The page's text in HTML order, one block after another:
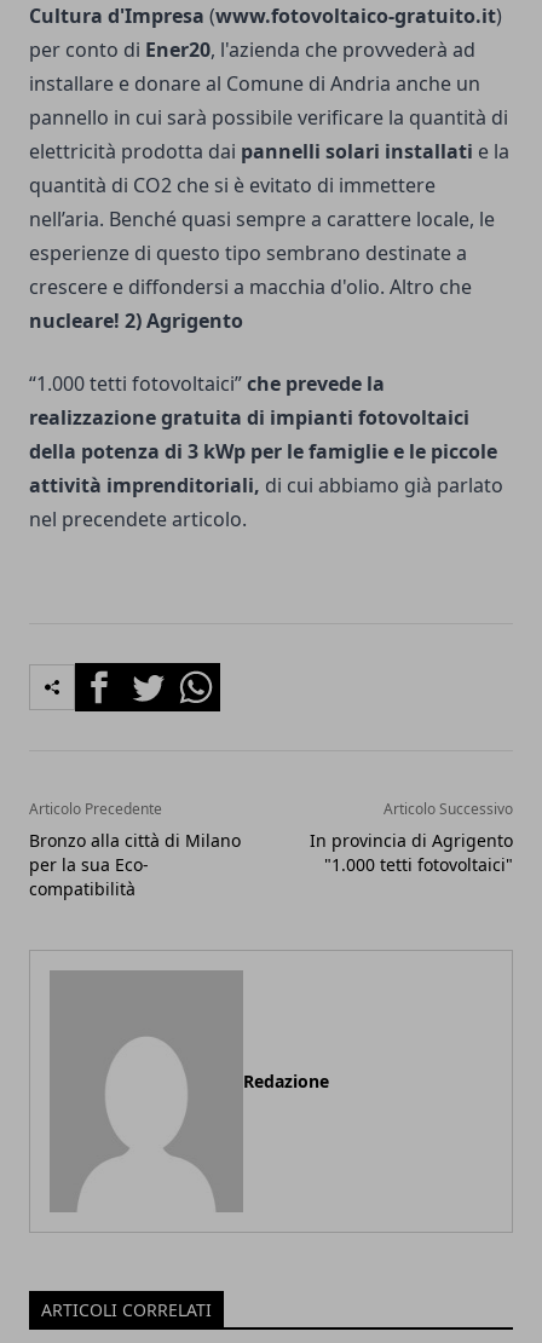
Cultura d'Impresa (www.fotovoltaico-gratuito.it)
per conto di Ener20, l'azienda che provvederà ad
installare e donare al Comune di Andria anche un
pannello in cui sarà possibile verificare la quantità di
elettricità prodotta dai pannelli solari installati e la
quantità di CO2 che si è evitato di immettere
nell’aria. Benché quasi sempre a carattere locale, le
esperienze di questo tipo sembrano destinate a
crescere e diffondersi a macchia d'olio. Altro che
nucleare! 2) Agrigento
“1.000 tetti fotovoltaici”che prevede la
realizzazione gratuita di impianti fotovoltaici
della potenza di 3 kWp per le famiglie e le piccole
attività imprenditoriali, di cui abbiamo già parlato
nel precendete articolo.
FacebookTwitterWhatsapp
Articolo Precedente
Bronzo alla città di Milano
per la sua Eco-
compatibilità
Articolo Successivo
In provincia di Agrigento
"1.000 tetti fotovoltaici"
Redazione
ARTICOLI CORRELATI